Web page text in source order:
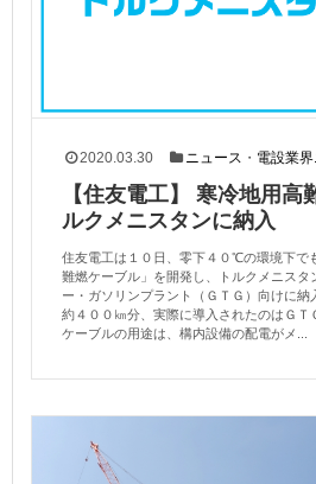
2020.03.30 ニュース ・ 電設業
【住友電工】 寒冷地用高
ルクメニスタンに納入
住友電工は１０日、零下４０℃の環境下で
難燃ケーブル」を開発し、トルクメニスタ
ー・ガソリンプラント（ＧＴＧ）向けに納
約４００㎞分、実際に導入されたのはＧＴ
ケーブルの用途は、構内設備の配電がメ...